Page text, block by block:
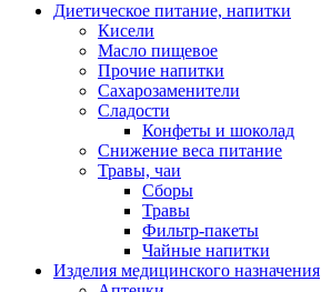
Диетическое питание, напитки
Кисели
Масло пищевое
Прочие напитки
Сахарозаменители
Сладости
Конфеты и шоколад
Снижение веса питание
Травы, чаи
Сборы
Травы
Фильтр-пакеты
Чайные напитки
Изделия медицинского назначения